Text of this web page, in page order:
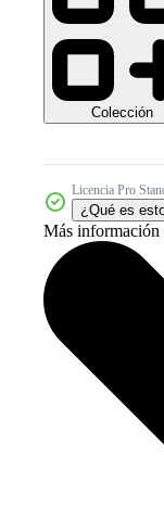
Colección
Licencia Pro
¿Qué es
Más información